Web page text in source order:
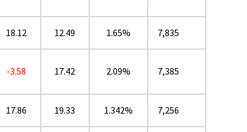
18.12 12.49 1.65% 7,835
-3.58 17.42 2.09% 7,385
17.86 19.33 1.342% 7,256